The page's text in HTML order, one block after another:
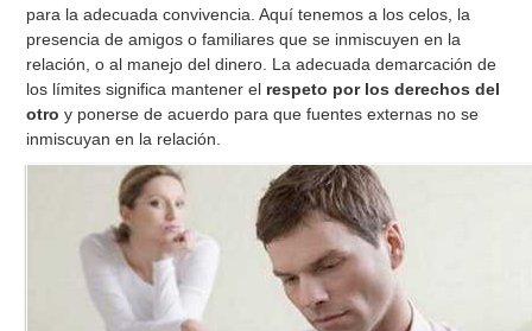
para la adecuada convivencia. Aquí tenemos a los celos, la
presencia de amigos o familiares que se inmiscuyen en la
relación, o al manejo del dinero. La adecuada demarcación de
los límites significa mantener el respeto por los derechos del
otroy ponerse de acuerdo para que fuentes externas no se
inmiscuyan en la relación.